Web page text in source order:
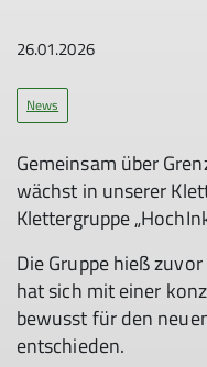
26.01.2026
News
Gemeinsam über
wächst in unserer
Klettergruppe
Die Gruppe hieß
hat sich mit einer
bewusst für den
entschieden.